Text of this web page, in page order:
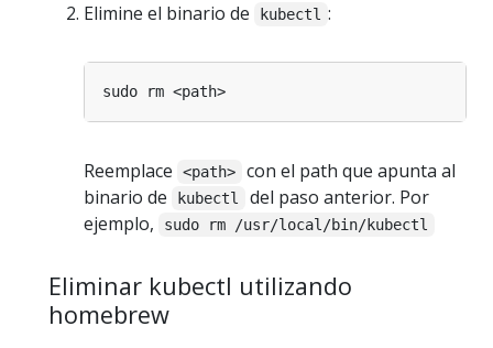
Elimine el binario de kubectl :
Reemplace <path>
con el path que apunta al
binario de
kubectl
del paso anterior. Por
ejemplo,
sudo rm /usr/local/bin/kubectl
Eliminar kubectl utilizando
homebrew